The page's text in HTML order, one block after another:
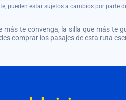
pueden estar sujetos a cambios por parte
más te convenga, la silla que más
comprar los pasajes de esta ruta